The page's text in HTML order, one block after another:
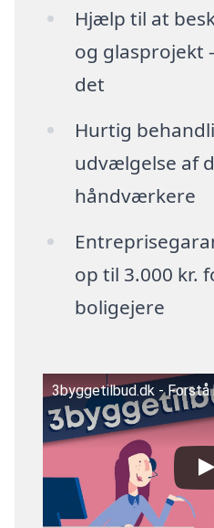
Hjælp til at
og glasprojekt
det
Hurtig
udvælgelse af
håndværkere
op til 3.000 kr.
boligejere
3byggetilbud.dk -